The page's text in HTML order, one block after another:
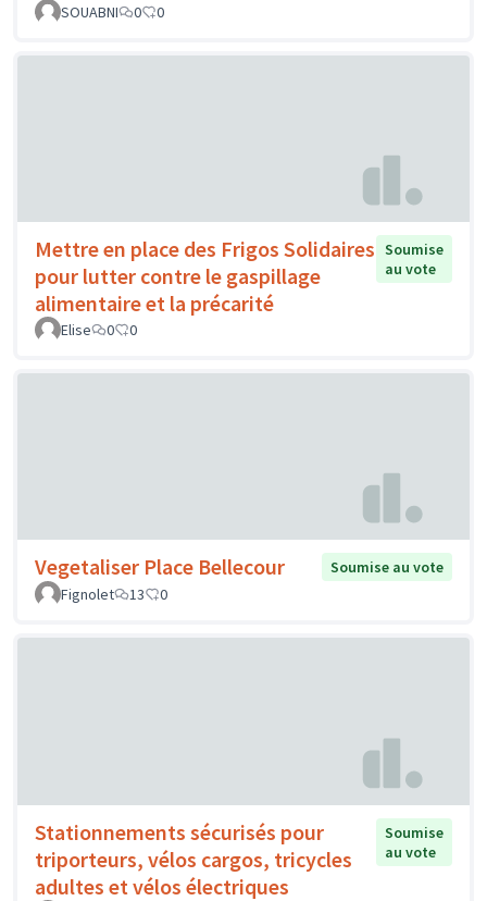
SOUABNI
0 0
Mettre en place des Frigos Solidaires
pour lutter contre le gaspillage
alimentaire et la précarité
Soumise
au vote
Elise 0 0
Vegetaliser Place Bellecour
Soumise au vote
Fignolet
13 0
Stationnements sécurisés pour
triporteurs, vélos cargos, tricycles
adultes et vélos électriques
Soumise
au vote